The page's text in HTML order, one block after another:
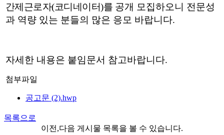
간제근로자(코디네이터)를 공개 모집하오니 전문성
과 역량 있는 분들의 많은 응모 바랍니다.
자세한 내용은 붙임문서 참고바랍니다.
첨부파일
공고문 (2).hwp
목록으로
이전,다음 게시물 목록을 볼 수 있습니다.